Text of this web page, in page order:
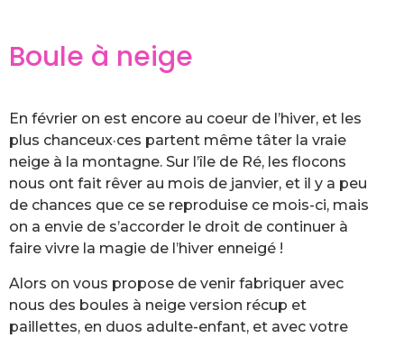
Boule à neige
En février on est encore au coeur de l’hiver, et les
plus chanceux·ces partent même tâter la vraie
neige à la montagne. Sur l’île de Ré, les flocons
nous ont fait rêver au mois de janvier, et il y a peu
de chances que ce se reproduise ce mois-ci, mais
on a envie de s’accorder le droit de continuer à
faire vivre la magie de l’hiver enneigé !
Alors on vous propose de venir fabriquer avec
nous des boules à neige version récup et
paillettes, en duos adulte-enfant, et avec votre